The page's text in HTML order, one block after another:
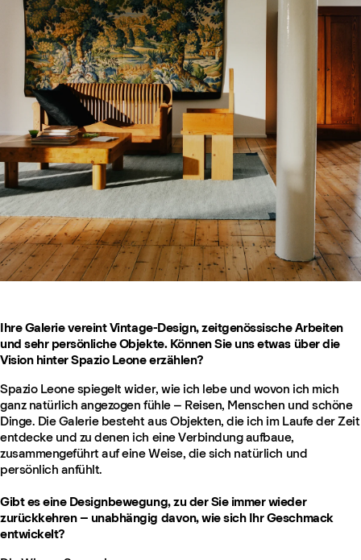
Ihre Galerie vereint Vintage-Design, zeitgenössische Arbeiten
und sehr persönliche Objekte. Können Sie uns etwas über die
Vision hinter Spazio Leone erzählen?
Spazio Leone spiegelt wider, wie ich lebe und wovon ich mich
ganz natürlich angezogen fühle – Reisen, Menschen und schöne
Dinge. Die Galerie besteht aus Objekten, die ich im Laufe der Zeit
entdecke und zu denen ich eine Verbindung aufbaue,
zusammengeführt auf eine Weise, die sich natürlich und
persönlich anfühlt.
Gibt es eine Designbewegung, zu der Sie immer wieder
zurückkehren – unabhängig davon, wie sich Ihr Geschmack
entwickelt?